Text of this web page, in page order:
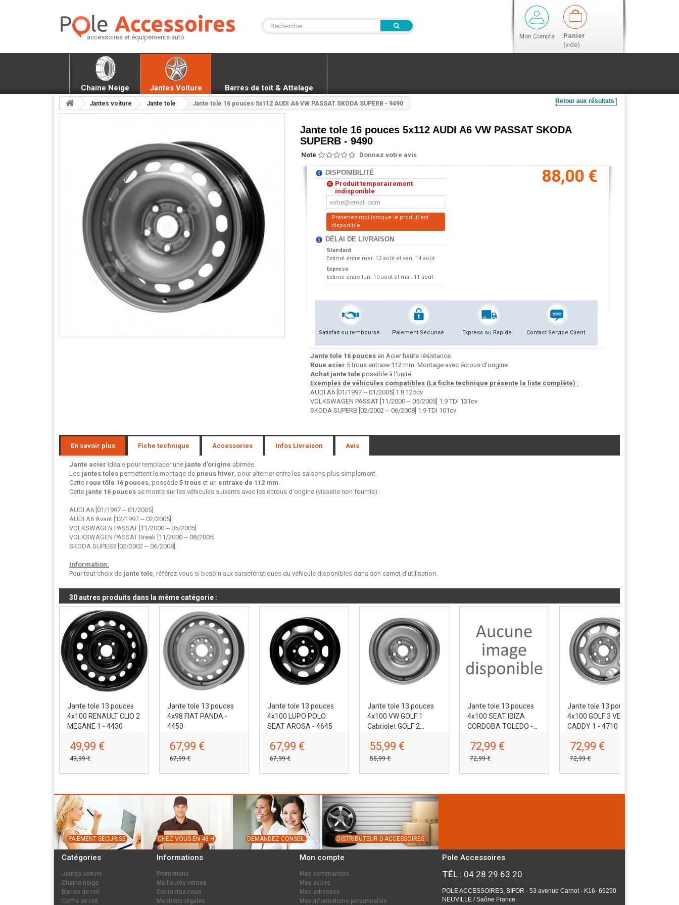
accessoires et équipements auto Mon Compte
Panier
(vide)
Chaine Neige Jantes Voiture Barres de toit & Attelage
Jantes voiture Jante tole Jante tole 16 pouces 5x112 AUDI A6 VW PASSAT SKODA SUPERB - 9490 Retour aux résultats
Jante tole 16 pouces 5x112 AUDI A6 VW PASSAT SKODA
SUPERB - 9490
Note Donnez votre avis
DISPONIBILITÉ
Produit temporairement
indisponible
Prévenez-moi lorsque le produit est
disponible
DÉLAI DE LIVRAISON
Standard
Estimé entre mer. 12 août et ven. 14 août
Express
Estimé entre lun. 10 août et mar. 11 août
88,00 €
Satisfait ou remboursé Paiement Sécurisé Express ou Rapide Contact Service Client
Jante tole 16 poucesen Acier haute résistance.
Roue acier 5 trous entraxe 112 mm. Montage avec écrous d'origine.
Achat jante tole possible à l'unité.
Exemples de véhicules compatibles (La fiche technique présente la liste complète) :
AUDI A6 [01/1997 -- 01/2005] 1.8 125cv
VOLKSWAGEN PASSAT [11/2000 -- 05/2005] 1.9 TDI 131cv
SKODA SUPERB [02/2002 -- 06/2008] 1.9 TDI 101cv
En savoir plus Fiche technique Accessories Infos Livraison Avis
Jante acier idéale pour remplacer une jante d'origine abimée.
Les jantes toles permettent le montage de pneus hiver , pour alterner entre les saisons plus simplement.
Cette roue tôle 16 pouces , possède 5 trous et un entraxe de 112 mm
Cette jante 16 pouces se monte sur les véhicules suivants avec les écrous d'origine (visserie non fournie) :
AUDI A6 [01/1997 -- 01/2005]
AUDI A6 Avant [12/1997 -- 02/2005]
VOLKSWAGEN PASSAT [11/2000 -- 05/2005]
VOLKSWAGEN PASSAT Break [11/2000 -- 08/2005]
SKODA SUPERB [02/2002 -- 06/2008]
Information:
Pour tout choix de jante tole , référez-vous si besoin aux caractéristiques du véhicule disponibles dans son carnet d'utilisation.
30 autres produits dans la même catégorie :
Jante tole 13 pouces
4x100 RENAULT CLIO 2
MEGANE 1 - 4430
49,99 €
49,99 €
Jante tole 13 pouces
4x98 FIAT PANDA -
4450
67,99 €
67,99 €
Jante tole 13 pouces
4x100 LUPO POLO
SEAT AROSA - 4645
67,99 €
67,99 €
Jante tole 13 pouces
4x100 VW GOLF 1
Cabriolet GOLF 2...
55,99 €
55,99 €
Jante tole 13 pouces
4x100 SEAT IBIZA
CORDOBA TOLEDO -...
72,99 €
72,99 €
Jante tole 13 pouces
4x100 GOLF 3 VENTO
CADDY 1 - 4710
72,99 €
72,99 €
PAIEMENT SECURISE CHEZ VOUS EN 48 H DEMANDEZ CONSEIL DISTRIBUTEUR D'ACCESSOIRES
Catégories
Jantes voiture
Chaine neige
Barres de toit
Coffre de toit
Informations
Promotions
Meilleures ventes
Contactez-nous
Mentions légales
Mon compte
Mes commandes
Mes avoirs
Mes adresses
Mes informations personnelles
Pole Accessoires
TÉL : 04 28 29 63 20
POLE ACCESSOIRES, BIFOR - 53 avenue Carnot - K16- 69250
NEUVILLE / Saône France